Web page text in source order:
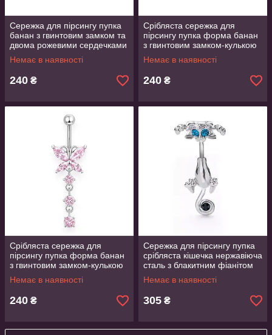
Сережка для пірсингу пупка
банан з гвинтовим замком та
двома рожевими сердечками
фіанітами 2.3 см
Немає в наявності
240 ₴
Срібляста сережка для
пірсингу пупка форма банан
з гвинтовим замком-кулькою
серце та рожевими
фіанітами 3.7 см
Немає в наявності
240 ₴
Срібляста сережка для
пірсингу пупка форма банан
з гвинтовим замком-кулькою
метелик та рожевими
фіанітами 10 мм
Немає в наявності
240 ₴
Сережка для пірсингу пупка
срібляста кішечка нержавіюча
сталь з блакитним фіанітом
3.7 см AurumLux179
Немає в наявності
305 ₴